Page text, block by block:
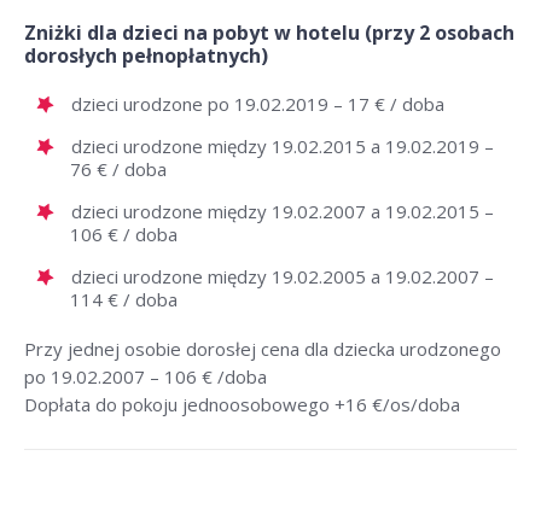
Zniżki dla dzieci na pobyt w hotelu (przy 2 osobach
dorosłych pełnopłatnych)
dzieci urodzone po 19.02.2019 – 17 € / doba
dzieci urodzone między 19.02.2015 a 19.02.2019 –
76 € / doba
dzieci urodzone między 19.02.2007 a 19.02.2015 –
106 € / doba
dzieci urodzone między 19.02.2005 a 19.02.2007 –
114 € / doba
Przy jednej osobie dorosłej cena dla dziecka urodzonego
po 19.02.2007 – 106 € /doba
Dopłata do pokoju jednoosobowego +16 €/os/doba